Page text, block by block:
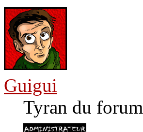
Guigui
Tyran du forum